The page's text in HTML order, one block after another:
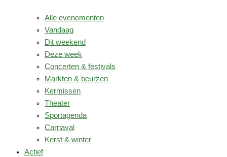
Alle evenementen
Vandaag
Dit weekend
Deze week
Concerten & festivals
Markten & beurzen
Kermissen
Theater
Sportagenda
Carnaval
Kerst & winter
Actief